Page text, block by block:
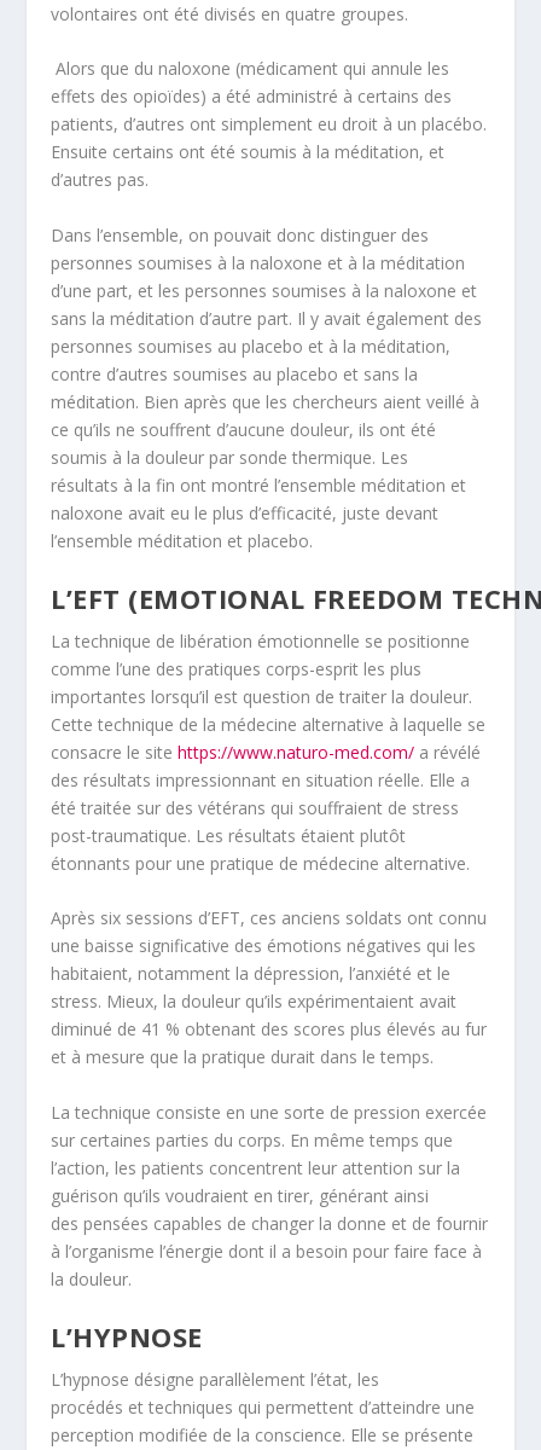
volontaires ont été divisés en quatre groupes.
Alors que du naloxone (médicament qui annule les
effets des opioïdes) a été administré à certains des
patients, d’autres ont simplement eu droit à un placébo.
Ensuite certains ont été soumis à la méditation, et
d’autres pas.
Dans l’ensemble, on pouvait donc distinguer des
personnes soumises à la naloxone et à la méditation
d’une part, et les personnes soumises à la naloxone et
sans la méditation d’autre part. Il y avait également des
personnes soumises au placebo et à la méditation,
contre d’autres soumises au placebo et sans la
méditation. Bien après que les chercheurs aient veillé à
ce qu’ils ne souffrent d’aucune douleur, ils ont été
soumis à la douleur par sonde thermique. Les
résultats à la fin ont montré l’ensemble méditation et
naloxone avait eu le plus d’efficacité, juste devant
l’ensemble méditation et placebo.
L’EFT (EMOTIONAL FREEDOM
La technique de libération émotionnelle se positionne
comme l’une des pratiques corps-esprit les plus
importantes lorsqu’il est question de traiter la douleur.
Cette technique de la médecine alternative à laquelle se
consacre le sitehttps://www.naturo-med.com/ a révélé
des résultats impressionnant en situation réelle. Elle a
été traitée sur des vétérans qui souffraient de stress
post-traumatique. Les résultats étaient plutôt
étonnants pour une pratique de médecine alternative.
Après six sessions d’EFT, ces anciens soldats ont connu
une baisse significative des émotions négatives qui les
habitaient, notamment la dépression, l’anxiété et le
stress. Mieux, la douleur qu’ils expérimentaient avait
diminué de 41 % obtenant des scores plus élevés au fur
et à mesure que la pratique durait dans le temps.
La technique consiste en une sorte de pression exercée
sur certaines parties du corps. En même temps que
l’action, les patients concentrent leur attention sur la
guérison qu’ils voudraient en tirer, générant ainsi
des pensées capables de changer la donne et de fournir
à l’organisme l’énergie dont il a besoin pour faire face à
la douleur.
L’HYPNOSE
L’hypnose désigne parallèlement l’état, les
procédés et techniques qui permettent d’atteindre une
perception modifiée de la conscience. Elle se présente